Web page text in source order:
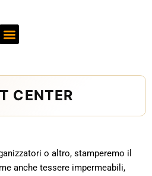
CENTER
o altro, stamperemo il
anche tessere impermeabili,